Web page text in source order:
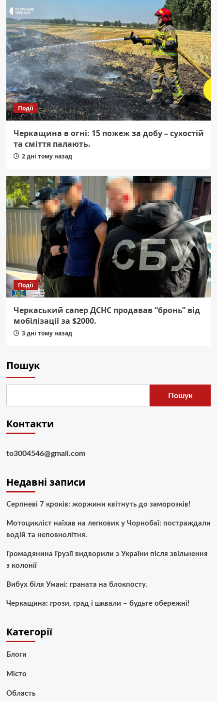
Події
Черкащина в огні: 15 пожеж за добу – сухостій
та сміття палають.
2 дні тому назад
Події
Черкаський сапер ДСНС продавав “бронь” від
мобілізації за $2000.
3 дні тому назад
Пошук
Пошук
Контакти
to3004546@gmail.com
Недавні записи
Серпневі 7 кроків: жоржини квітнуть до заморозків!
Мотоцикліст наїхав на легковик у Чорнобаї: постраждали
водій та неповнолітня.
Громадянина Грузії видворили з України після звільнення
з колонії
Вибух біля Умані: граната на блокпосту.
Черкащина: грози, град і шквали – будьте обережні!
Категорії
Блоги
Місто
Область